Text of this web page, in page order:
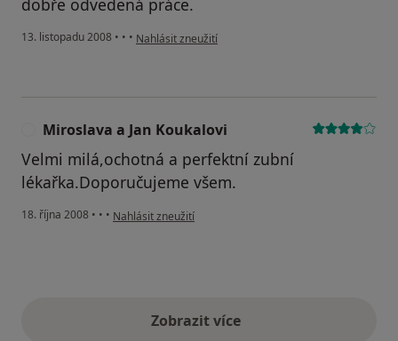
dobře odvedená práce.
13. listopadu 2008 • • • podle názoru uživatele Markéta Arbeitová
Nahlásit zneužití
Miroslava a Jan Koukalovi
Velmi milá,ochotná a perfektní zubní
lékařka.Doporučujeme všem.
18. října 2008 • • • podle názoru uživatele Miroslava a Jan Koukalovi
Nahlásit zneužití
Zobrazit vícevýše uvedené názory